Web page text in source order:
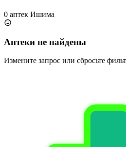
0 аптек Ишима
Аптеки не найдены
Измените запрос или сбросьте